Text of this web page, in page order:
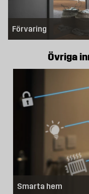
Förvaring
Övriga
Smarta hem